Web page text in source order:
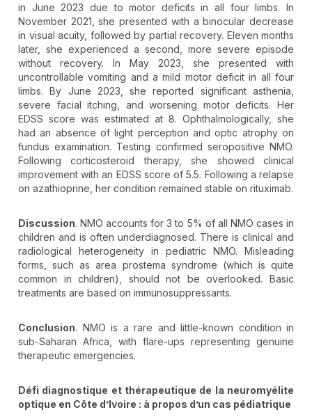
in June 2023 due to motor deficits in all four limbs. In
November 2021, she presented with a binocular decrease
in visual acuity, followed by partial recovery. Eleven months
later, she experienced a second, more severe episode
without recovery. In May 2023, she presented with
uncontrollable vomiting and a mild motor deficit in all four
limbs. By June 2023, she reported significant asthenia,
severe facial itching, and worsening motor deficits. Her
EDSS score was estimated at 8. Ophthalmologically, she
had an absence of light perception and optic atrophy on
fundus examination. Testing confirmed seropositive NMO.
Following corticosteroid therapy, she showed clinical
improvement with an EDSS score of 5.5. Following a relapse
on azathioprine, her condition remained stable on rituximab.
Discussion. NMO accounts for 3 to 5% of all NMO cases in
children and is often underdiagnosed. There is clinical and
radiological heterogeneity in pediatric NMO. Misleading
forms, such as area prostema syndrome (which is quite
common in children), should not be overlooked. Basic
treatments are based on immunosuppressants.
Conclusion. NMO is a rare and little-known condition in
sub-Saharan Africa, with flare-ups representing genuine
therapeutic emergencies.
Défi diagnostique et thérapeutique de la neuromyélite
optique en Côte d’Ivoire : à propos d’un cas pédiatrique